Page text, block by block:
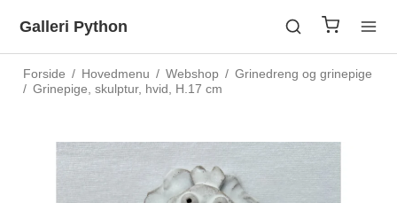
Galleri Python
Forside / Hovedmenu / Webshop / Grinedreng og grinepige
/ Grinepige, skulptur, hvid, H.17 cm